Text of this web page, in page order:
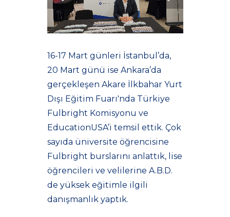
16-17 Mart günleri İstanbul’da,
20 Mart günü ise Ankara’da
gerçekleşen Akare İlkbahar Yurt
Dışı Eğitim Fuarı'nda Türkiye
Fulbright Komisyonu ve
EducationUSA’i temsil ettik. Çok
sayıda üniversite öğrencisine
Fulbright burslarını anlattık, lise
öğrencileri ve velilerine A.B.D.
de yüksek eğitimle ilgili
danışmanlık yaptık.